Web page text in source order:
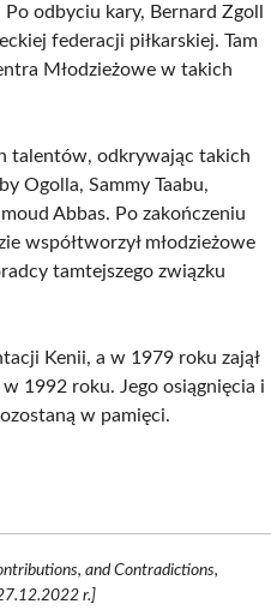
Po odbyciu kary, Bernard Zgoll
federacji piłkarskiej. Tam
Młodzieżowe w takich
talentów, odkrywając takich
Ogolla, Sammy Taabu,
Abbas. Po zakończeniu
współtworzył młodzieżowe
tamtejszego związku
Kenii, a w 1979 roku zajął
1992 roku. Jego osiągnięcia i
w pamięci.
and Contradictions,
r.]